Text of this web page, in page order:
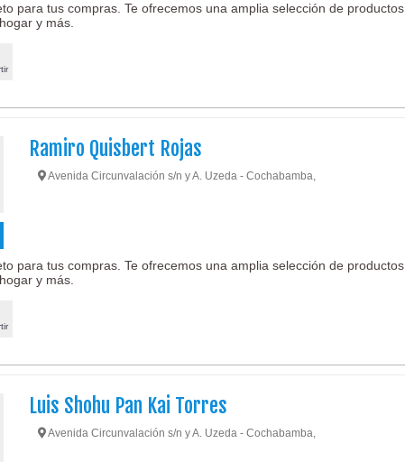
para tus compras. Te ofrecemos una amplia selección de productos
y más.
Ramiro Quisbert Rojas
Avenida Circunvalación s/n y A. Uzeda - Cochabamba,
para tus compras. Te ofrecemos una amplia selección de productos
y más.
Luis Shohu Pan Kai Torres
Avenida Circunvalación s/n y A. Uzeda - Cochabamba,